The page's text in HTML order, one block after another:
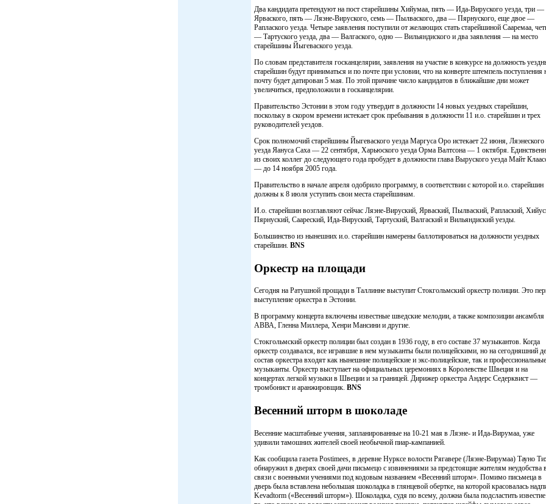
Два кандидата претендуют на пост старейшины Хийумаа, пять — Ида-Вируского уезда, три —
Ярваского, пять — Ляэне-Вируского, семь — Пылваского, два — Пярнуского, еще двое —
Раплаского уезда. Четыре заявления поступили от желающих стать старейшиной Сааремаа,
— Тартуского уезда, два — Валгаского, одно — Вильяндиского и два заявления — на место
старейшины Йыгеваского уезда.
По словам представителя госканцелярии, заявления на участие в конкурсе на должность
старейшин будут приниматься и по почте при условии, что на конверте штемпель поступления
почту будет датирован 5 мая. По этой причине число кандидатов в ближайшие дни может
увеличиться, предположили в госканцелярии.
Правительство Эстонии в этом году утвердит в должности 14 новых уездных старейшин,
поскольку в скором времени истекает срок пребывания в должности 11 и.о. старейшин и трех
руководителей уездов.
Срок полномочий старейшины Йыгеваского уезда Маргуса Оро истекает 22 июня, Ляэнеского
уезда Яануса Саха — 22 сентября, Харьюского уезда Орма Валтсона — 1 октября.
из своих коллег до следующего года пробудет в должности глава Выруского уезда Майт
— до 14 ноября 2005 года.
Правительство в начале апреля одобрило программу, в соответствии с которой и.о. старейшин
должны к 8 июля уступить свои места старейшинам.
И.о. старейшин возглавляют сейчас Ляэне-Вируский, Ярваский, Пылваский, Раплаский,
Пярнуский, Саареский, Ида-Вируский, Тартуский, Валгаский и Вильяндиский уезды.
Большинство из нынешних и.о. старейшин намерены баллотироваться на должности уездных
старейшин. BNS
Оркестр на площади
Сегодня на Ратушной прощади в Таллинне выступит Стокгольмский оркестр полиции. Это
выступление оркестра в Эстонии.
В программу концерта включены известные шведские мелодии, а также композиции ансамбля
АВВА, Гленна Миллера, Хенри Мансини и другие.
Стокгольмский оркестр полиции был создан в 1936 году, в его составе 37 музыкантов. Когда
оркестр создавался, все игравшие в нем музыканты были полицейскими, но на сегодняшний
состав оркестра входят как нынешние полицейские и экс-полицейские, так и профессиональные
музыканты. Оркестр выступает на официальных церемониях в Королевстве Швеция и на
концертах легкой музыки в Швеции и за границей. Дирижер оркестра Андерс Седерквист —
тромбонист и аранжировщик. BNS
Весенний шторм в шоколаде
Весенние масштабные учения, запланированные на 10-21 мая в Ляэне- и Ида-Вирумаа, уже
удивили тамошних жителей своей необычной пиар-кампанией.
Как сообщила газета Postimees, в деревне Нурксе волости Рягавере (Ляэне-Вирумаа) Тауно
обнаружил в дверях своей дачи письмецо с извинениями за предстоящие жителям неудобства
связи с военными учениями под кодовым названием «Весенний шторм». Помимо письмеца в
дверь была вставлена небольшая шоколадка в глянцевой обертке, на которой красовалась
Kevadtorm («Весенний шторм»). Шоколадка, судя по всему, должна была подсластить